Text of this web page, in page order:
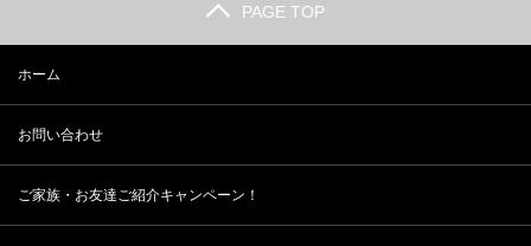
PAGE TOP
ホーム
お問い合わせ
ご家族・お友達ご紹介キャンペーン！